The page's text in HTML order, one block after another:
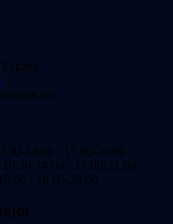
14:00 / 17:00-20:00
14:00 / 17:00-21:00
/ 16:00-20:00